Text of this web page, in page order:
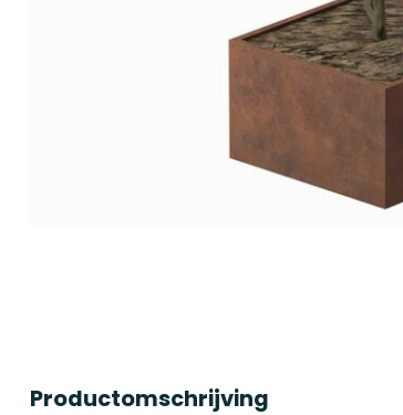
Productomschrijving